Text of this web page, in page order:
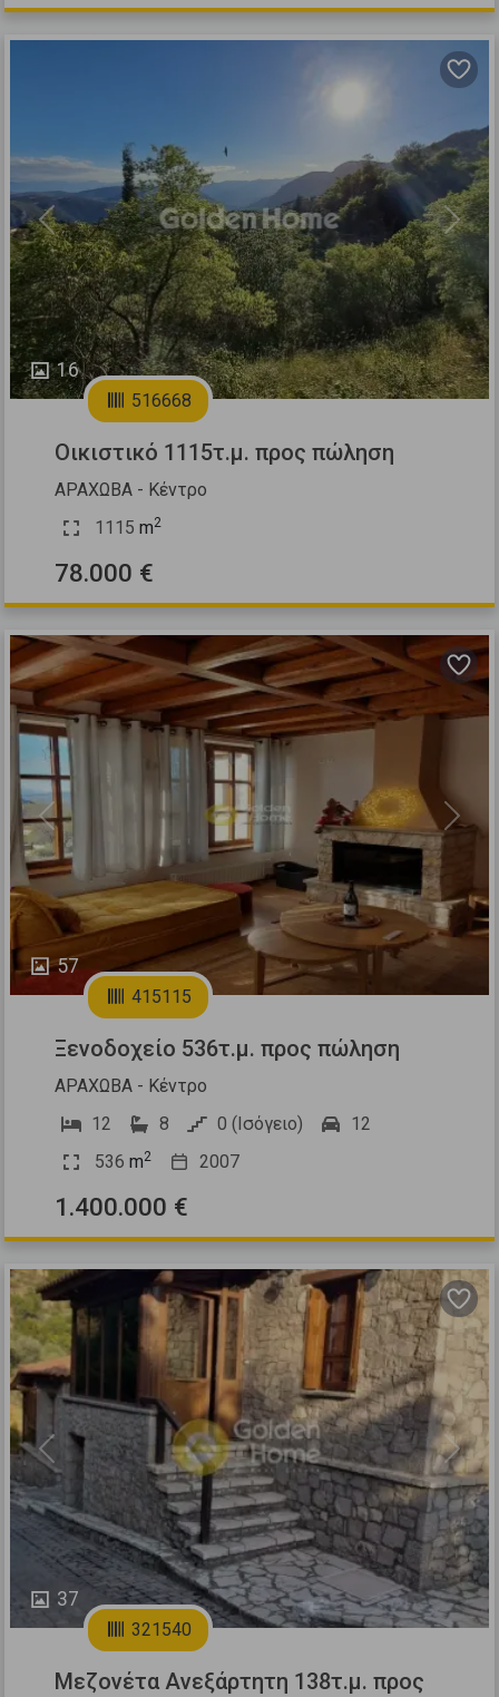
16
Previous Next
516668
Οικιστικό 1115τ.μ. προς πώληση
ΑΡΑΧΩΒΑ - Κέντρο
1115 m2
78.000 €
57
Previous Next
415115
Ξενοδοχείο 536τ.μ. προς πώληση
ΑΡΑΧΩΒΑ - Κέντρο
12
8 0 (Ισόγειο)
12
536 m2 2007
1.400.000 €
37
Previous Next
321540
Μεζονέτα Ανεξάρτητη 138τ.μ. προς